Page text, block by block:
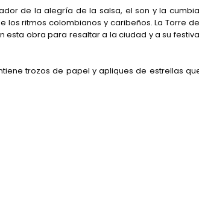
de la alegría de la salsa, el son y la
ritmos colombianos y caribeños. La Torre
esta obra para resaltar a la ciudad y a su
trozos de papel y apliques de estrellas